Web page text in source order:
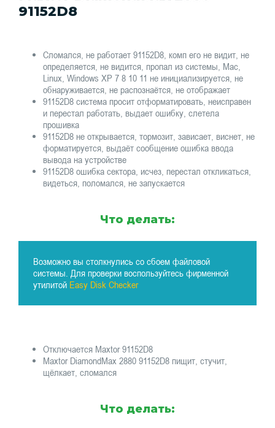
91152D8
Сломался, не работает 91152D8, комп его не видит, не
определяется, не видится, пропал из системы, Mac,
Linux, Windows XP 7 8 10 11 не инициализируется, не
обнаруживается, не распознаётся, не отображает
91152D8 система просит отформатировать, неисправен
и перестал работать, выдает ошибку, слетела
прошивка
91152D8 не открывается, тормозит, зависает, виснет, не
форматируется, выдаёт сообщение ошибка ввода
вывода на устройстве
91152D8 ошибка сектора, исчез, перестал откликаться,
видеться, поломался, не запускается
Что делать:
Возможно вы столкнулись со сбоем файловой
системы. Для проверки воспользуйтесь фирменной
утилитой Easy Disk Checker
Отключается Maxtor 91152D8
Maxtor DiamondMax 2880 91152D8 пищит, стучит,
щёлкает, сломался
Что делать: